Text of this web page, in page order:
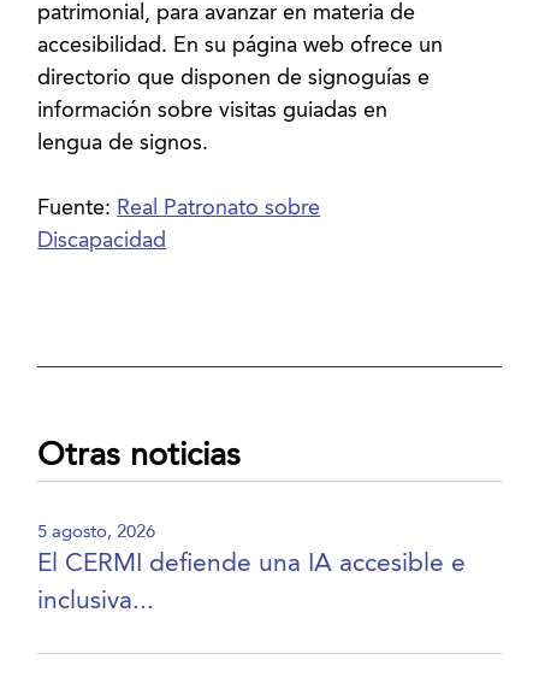
patrimonial, para avanzar en materia de
accesibilidad. En su página web ofrece un
directorio que disponen de signoguías e
información sobre visitas guiadas en
lengua de signos.
Fuente: Real Patronato sobre
Discapacidad
Otras noticias
5 agosto, 2026
El CERMI defiende una IA accesible e
inclusiva...